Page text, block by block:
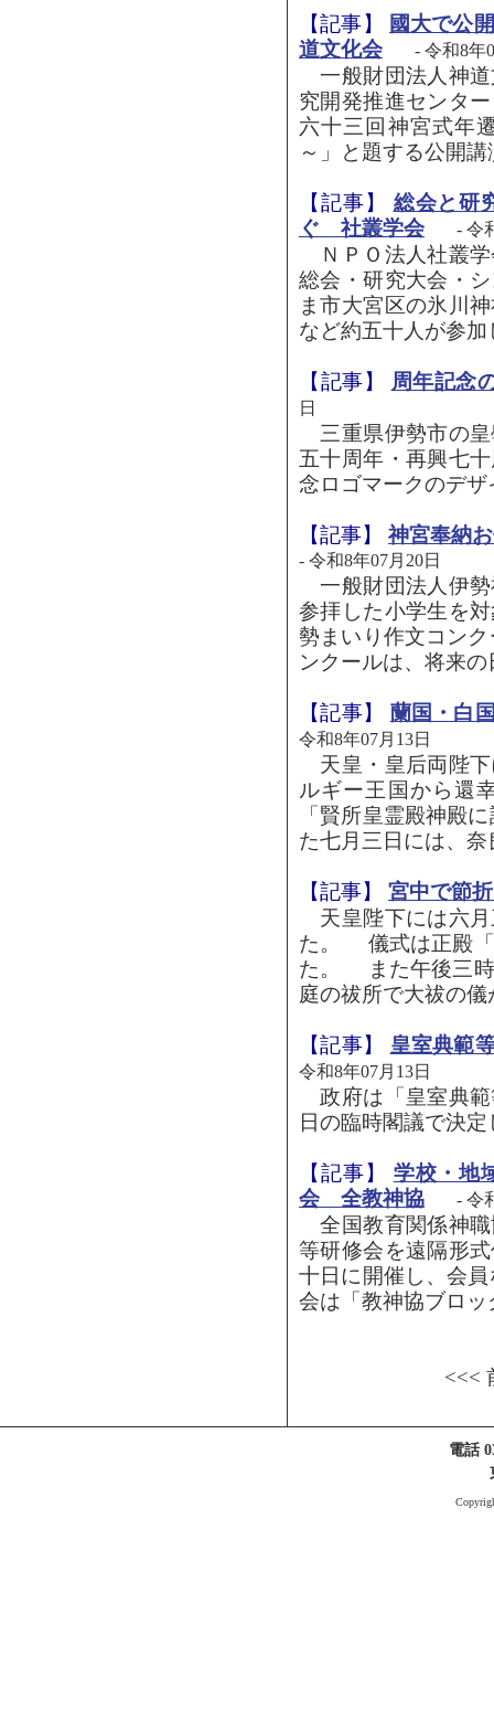
【記事】
國大で公
道文化会
- 令和8年
一般財団法人神道
究開発推進センタ
六十三回神宮式年
～」と題する公開
【記事】 総会と研
ぐ 社叢学会
- 令
ＮＰＯ法人社叢学
総会・研究大会・
ま市大宮区の氷川
など約五十人が参加
【記事】 周年記念
日
三重県伊勢市の皇
五十周年・再興七
念ロゴマークのデ
【記事】神宮奉納
- 令和8年07月20日
一般財団法人伊勢
参拝した小学生を
勢まいり作文コン
ンクールは、将来
【記事】 蘭国・白
令和8年07月13日
天皇・皇后両陛下
ルギー王国から還
「賢所皇霊殿神殿
た七月三日には、
【記事】 宮中で節
天皇陛下には六月
た。 儀式は正殿「
た。 また午後三時
庭の祓所で大祓の
【記事】 皇室典範
令和8年07月13日
政府は「皇室典範
日の臨時閣議で決
【記事】 学校・地
会 全教神協
- 令
全国教育関係神職
等研修会を遠隔形
十日に開催し、会
会は「教神協ブロ
<<<
電話